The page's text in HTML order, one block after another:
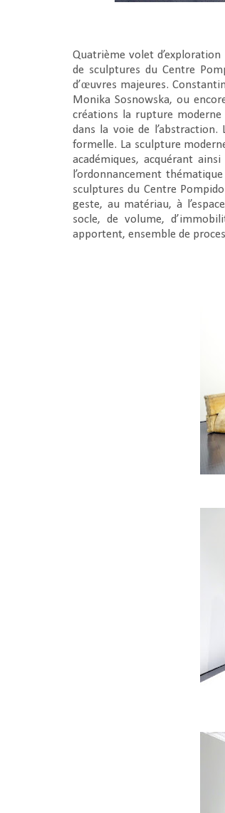
Quatrième volet
de sculptures du Centre
d’œuvres majeures.
Monika Sosnowska, ou
créations la rupture moderne
dans la voie de
formelle. La sculpture
académiques, acquérant
l’ordonnancement
sculptures du Centre
geste, au matériau, à
socle, de volume,
apportent, ensemble de